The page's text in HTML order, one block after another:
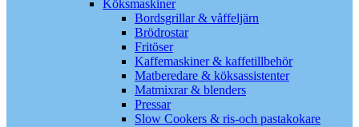
Köksmaskiner
Bordsgrillar & våffeljärn
Brödrostar
Fritöser
Kaffemaskiner & kaffetillbehör
Matberedare & köksassistenter
Matmixrar & blenders
Pressar
Slow Cookers & ris-och pastakokare